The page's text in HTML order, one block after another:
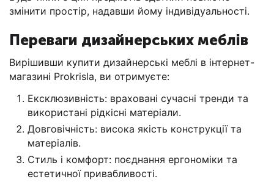
змінити простір, надавши йому індивідуальності.
Переваги дизайнерських меблів
Вирішивши купити дизайнерські меблі в інтернет-
магазині Prokrisla, ви отримуєте:
Ексклюзивність: враховані сучасні тренди та
використані рідкісні матеріали.
Довговічність: висока якість конструкції та
матеріалів.
Стиль і комфорт: поєднання ергономіки та
естетичної привабливості.